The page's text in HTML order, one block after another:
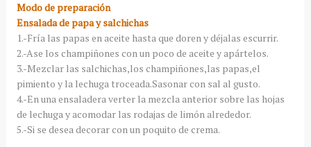
Modo de preparación
Ensalada de papa y salchichas
1.-Fría las papas en aceite hasta que doren y déjalas escurrir.
2.-Ase los champiñones con un poco de aceite y apártelos.
3.-Mezclar las salchichas,los champiñones,las papas,el
pimiento y la lechuga troceada.Sasonar con sal al gusto.
4.-En una ensaladera verter la mezcla anterior sobre las hojas
de lechuga y acomodar las rodajas de limón alrededor.
5.-Si se desea decorar con un poquito de crema.